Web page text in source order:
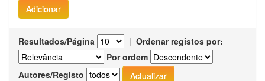
Resultados/Página | Ordenar registos por:
Por ordem
Autores/Registo